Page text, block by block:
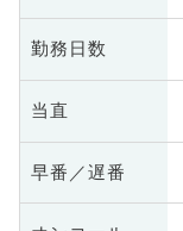
勤務日数
当直
早番／遅番